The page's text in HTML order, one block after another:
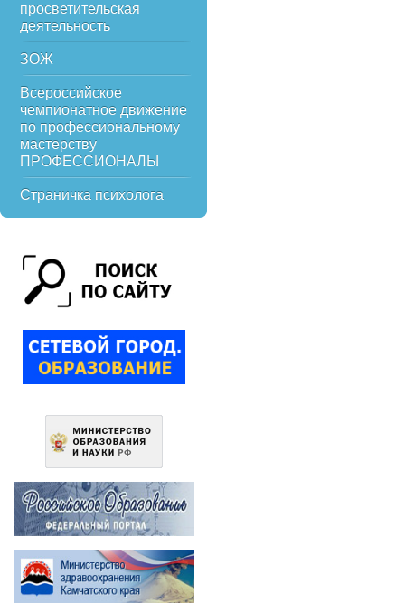
просветительская
деятельность
ЗОЖ
Всероссийское
чемпионатное движение
по профессиональному
мастерству
ПРОФЕССИОНАЛЫ
Страничка психолога